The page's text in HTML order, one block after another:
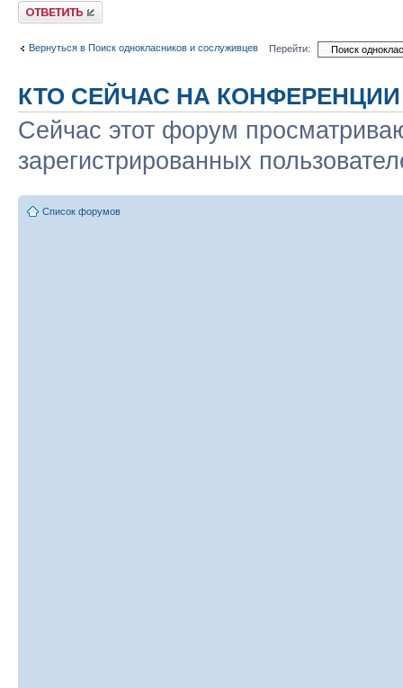
Ответить
Вернуться в Поиск однокласников и сослуживцев Перейти:
КТО СЕЙЧАС НА КОНФЕРЕНЦИИ
Сейчас этот форум
зарегистрированных
Список форумов